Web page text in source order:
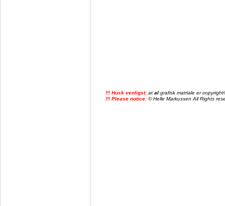
!!! Husk venligst: at al grafisk matriale er
!!! Please notice: © Helle Markussen All Rights